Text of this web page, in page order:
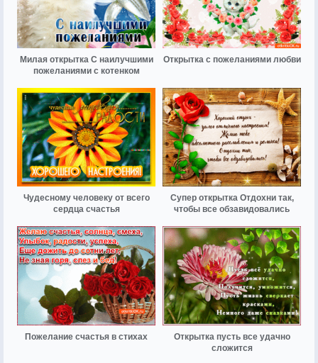
Милая открытка С наилучшими
пожеланиями с котенком
Открытка с пожеланиями любви
Чудесному человеку от всего
сердца счастья
Супер открытка Отдохни так,
чтобы все обзавидовались
Пожелание счастья в стихах
Открытка пусть все удачно
сложится